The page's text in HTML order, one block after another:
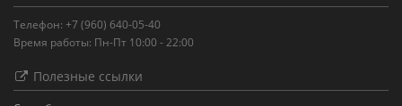
Телефон: +7 (960) 640-05-40
Время работы: Пн-Пт 10:00 - 22:00
Полезные ссылки